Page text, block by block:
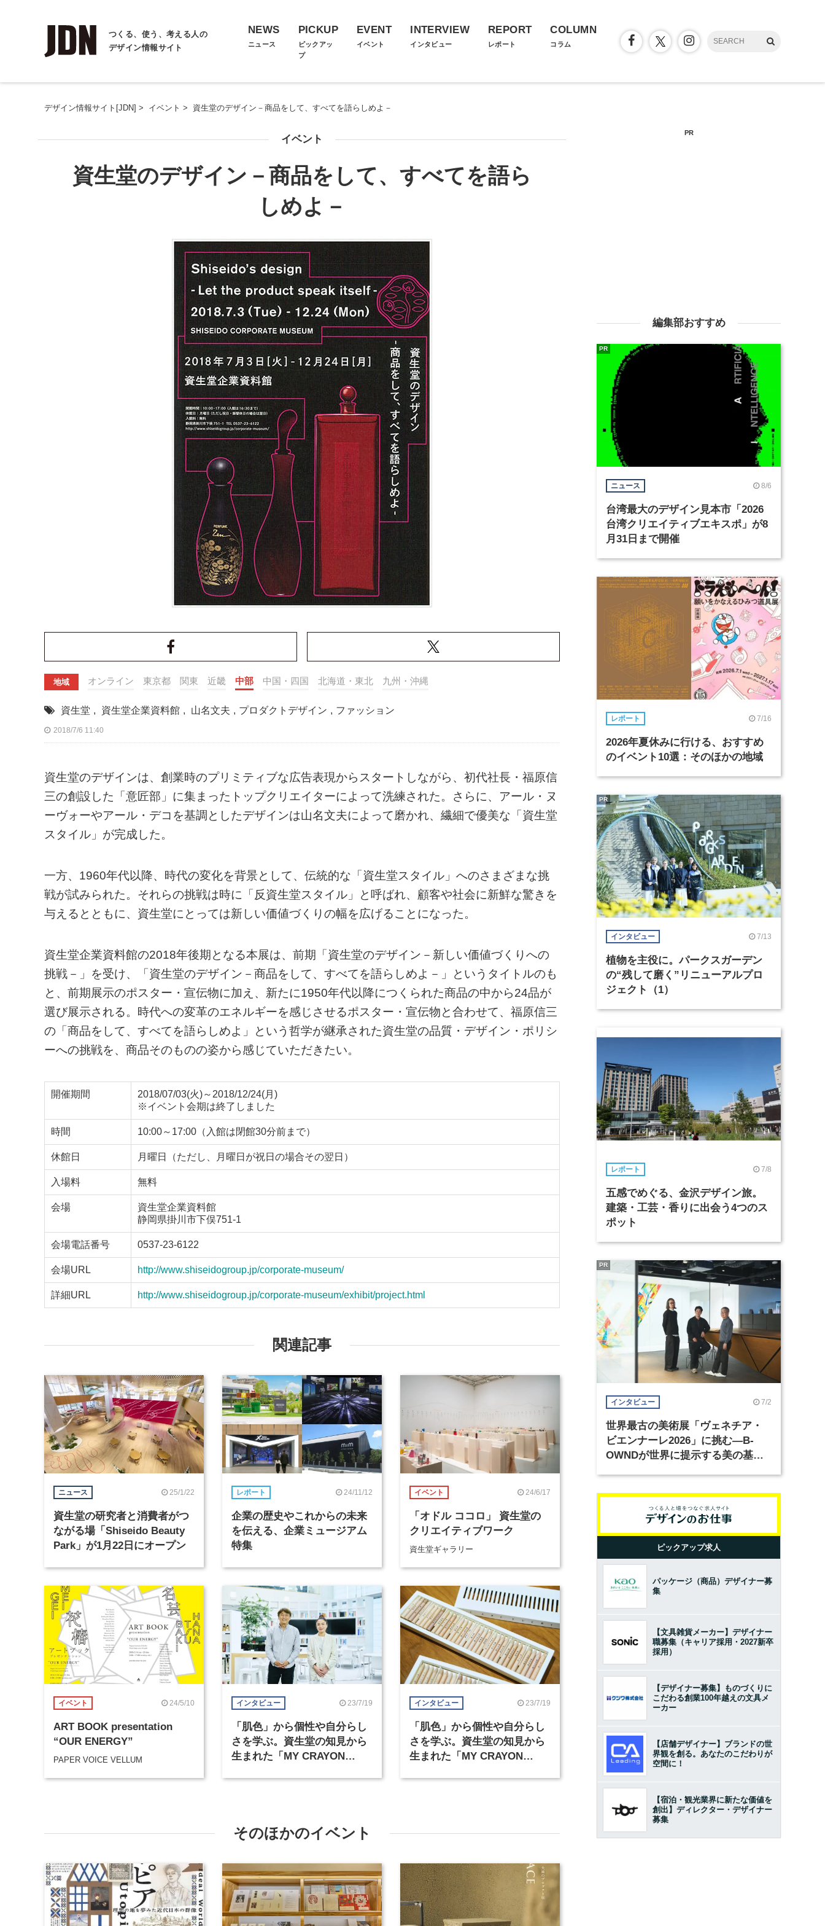
つくる、使う、考える人の
デザイン情報サイト
NEWS
ニュース
PICKUP
ピックアッ
プ
EVENT
イベント
INTERVIEW
インタビュー
REPORT
レポート
COLUMN
コラム
デザイン情報サイト[JDN] > イベント > 資生堂のデザイン－商品をして、すべてを語らしめよ－
イベント
資生堂のデザイン－商品をして、すべてを語ら
しめよ－
地域 オンライン 東京都 関東 近畿 中部 中国・四国 北海道・東北 九州・沖縄
資生堂 , 資生堂企業資料館 , 山名文夫 , プロダクトデザイン , ファッション
2018/7/6 11:40
資生堂のデザインは、創業時のプリミティブな広告表現からスタートしながら、初代社長・福原信
三の創設した「意匠部」に集まったトップクリエイターによって洗練された。さらに、アール・ヌ
ーヴォーやアール・デコを基調としたデザインは山名文夫によって磨かれ、繊細で優美な「資生堂
スタイル」が完成した。
一方、1960年代以降、時代の変化を背景として、伝統的な「資生堂スタイル」へのさまざまな挑
戦が試みられた。それらの挑戦は時に「反資生堂スタイル」と呼ばれ、顧客や社会に新鮮な驚きを
与えるとともに、資生堂にとっては新しい価値づくりの幅を広げることになった。
資生堂企業資料館の2018年後期となる本展は、前期「資生堂のデザイン－新しい価値づくりへの
挑戦－」を受け、「資生堂のデザイン－商品をして、すべてを語らしめよ－」というタイトルのも
と、前期展示のポスター・宣伝物に加え、新たに1950年代以降につくられた商品の中から24品が
選び展示される。時代への変革のエネルギーを感じさせるポスター・宣伝物と合わせて、福原信三
の「商品をして、すべてを語らしめよ」という哲学が継承された資生堂の品質・デザイン・ポリシ
ーへの挑戦を、商品そのものの姿から感じていただきたい。
開催期間
2018/07/03(火)～2018/12/24(月)
※イベント会期は終了しました
時間 10:00～17:00（入館は閉館30分前まで）
休館日 月曜日（ただし、月曜日が祝日の場合その翌日）
入場料 無料
会場
資生堂企業資料館
静岡県掛川市下俣751-1
会場電話番号 0537-23-6122
会場URL http://www.shiseidogroup.jp/corporate-museum/
詳細URL http://www.shiseidogroup.jp/corporate-museum/exhibit/project.html
関連記事
ニュース 25/1/22
資生堂の研究者と消費者がつ
ながる場「Shiseido Beauty
Park」が1月22日にオープン
レポート 24/11/12
企業の歴史やこれからの未来
を伝える、企業ミュージアム
特集
イベント 24/6/17
「オドル ココロ」 資生堂の
クリエイティブワーク
資生堂ギャラリー
イベント 24/5/10
ART BOOK presentation
“OUR ENERGY”
PAPER VOICE VELLUM
インタビュー 23/7/19
「肌色」から個性や自分らし
さを学ぶ。資生堂の知見から
生まれた「MY CRAYON
インタビュー 23/7/19
「肌色」から個性や自分らし
さを学ぶ。資生堂の知見から
生まれた「MY CRAYON
そのほかのイベント
PR
編集部おすすめ
ニュース 8/6
台湾最大のデザイン見本市「2026
台湾クリエイティブエキスポ」が8
月31日まで開催
PR
レポート 7/16
2026年夏休みに行ける、おすすめ
のイベント10選：そのほかの地域
インタビュー 7/13
植物を主役に。パークスガーデン
の“残して磨く”リニューアルプロ
ジェクト（1）
PR
レポート 7/8
五感でめぐる、金沢デザイン旅。
建築・工芸・香りに出会う4つのス
ポット
インタビュー 7/2
世界最古の美術展「ヴェネチア・
ビエンナーレ2026」に挑む―B-
OWNDが世界に提示する美の基準
PR
ピックアップ求人
パッケージ（商品）デザイナー募
集
【文具雑貨メーカー】デザイナー
職募集（キャリア採用・2027新卒
採用）
【デザイナー募集】ものづくりに
こだわる創業100年越えの文具メ
ーカー
【店舗デザイナー】ブランドの世
界観を創る。あなたのこだわりが
空間に！
【宿泊・観光業界に新たな価値を
創出】ディレクター・デザイナー
募集